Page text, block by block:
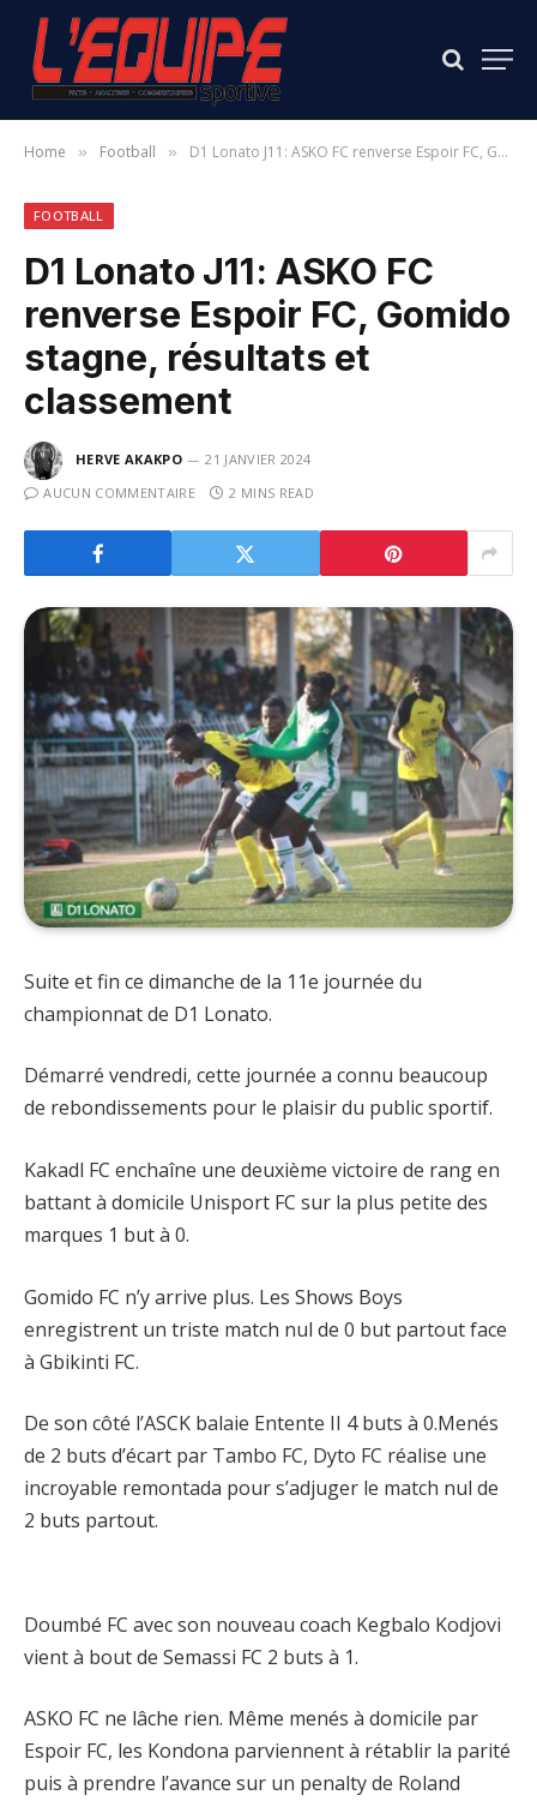
Home » Football » D1 Lonato J11: ASKO FC renverse Espoir FC, Gomido stagne, résultats et classement
FOOTBALL
D1 Lonato J11: ASKO FC
renverse Espoir FC, Gomido
stagne, résultats et
classement
HERVE AKAKPO
21 JANVIER 2024
AUCUN COMMENTAIRE
2 MINS READ
Suite et fin ce dimanche de la 11e journée du
championnat de D1 Lonato.
Démarré vendredi, cette journée a connu beaucoup
de rebondissements pour le plaisir du public sportif.
Kakadl FC enchaîne une deuxième victoire de rang en
battant à domicile Unisport FC sur la plus petite des
marques 1 but à 0.
Gomido FC n’y arrive plus. Les Shows Boys
enregistrent un triste match nul de 0 but partout face
à Gbikinti FC.
De son côté l’ASCK balaie Entente II 4 buts à 0.Menés
de 2 buts d’écart par Tambo FC, Dyto FC réalise une
incroyable remontada pour s’adjuger le match nul de
2 buts partout.
Doumbé FC avec son nouveau coach Kegbalo Kodjovi
vient à bout de Semassi FC 2 buts à 1.
ASKO FC ne lâche rien. Même menés à domicile par
Espoir FC, les Kondona parviennent à rétablir la parité
puis à prendre l’avance sur un penalty de Roland